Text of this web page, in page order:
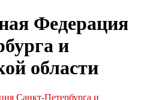
Федерация
и
области